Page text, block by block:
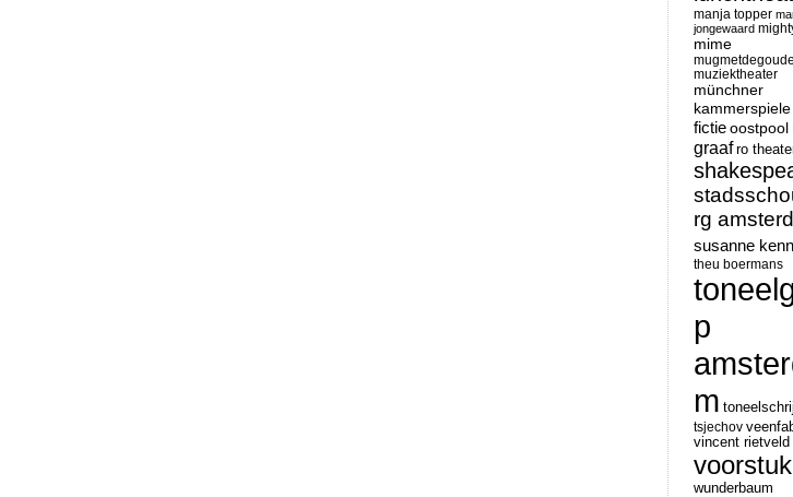
manja topper
jongewaard
mime
muziektheater
münchner
kammerspiele
fictieoostpool
graaf ro
rg
susanne
theu boermans
p
m
tsjechov
vincent rietveld
voorstuk
wunderbaum